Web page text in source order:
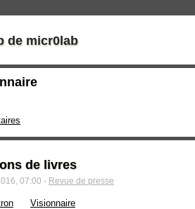
de micr0lab
de livres
07:00 - Revue de presse
Visionnaire